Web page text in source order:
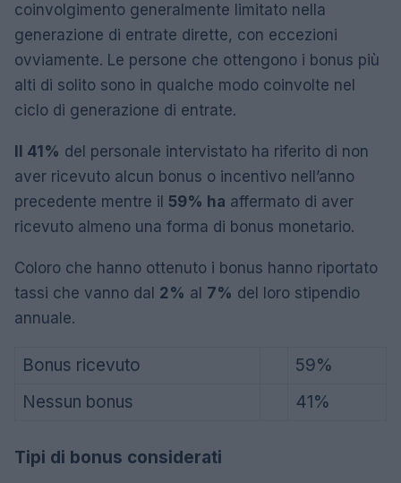
coinvolgimento generalmente limitato nella
generazione di entrate dirette, con eccezioni
ovviamente. Le persone che ottengono i bonus più
alti di solito sono in qualche modo coinvolte nel
ciclo di generazione di entrate.
Il 41% del personale intervistato ha riferito di non
aver ricevuto alcun bonus o incentivo nell’anno
precedente mentre il 59% ha affermato di aver
ricevuto almeno una forma di bonus monetario.
Coloro che hanno ottenuto i bonus hanno riportato
tassi che vanno dal 2% al 7% del loro stipendio
annuale.
Bonus ricevuto
59%
Nessun bonus
41%
Tipi di bonus considerati